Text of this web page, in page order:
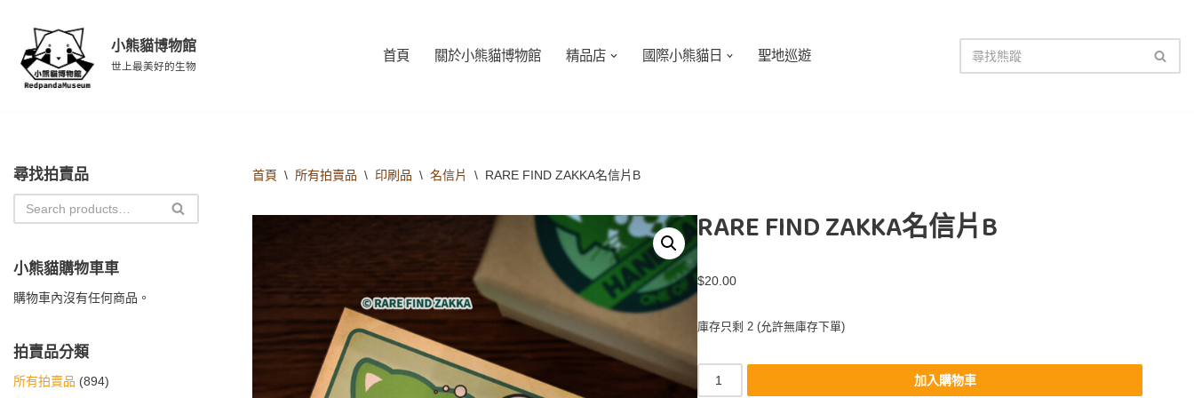
Skip
to
content
小熊貓博物館
世上最美好的生物
首頁 關於小熊貓博物館 精品店 國際小熊貓日 聖地巡遊
尋找拍賣品
小熊貓購物車車
購物車內沒有任何商品。
拍賣品分類
所有拍賣品 (894)
首頁 \ 所有拍賣品 \ 印刷品 \ 名信片 \ RARE FIND ZAKKA名信片B
RARE FIND ZAKKA名信片B
$20.00
庫存只剩 2 (允許無庫存下單)
加入購物車